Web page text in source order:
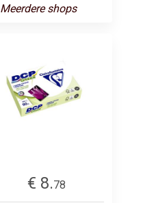
Meerdere shops
€ 8.78